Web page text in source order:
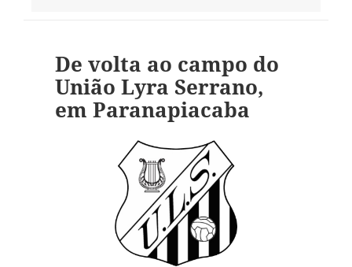
De volta ao campo do
União Lyra Serrano,
em Paranapiacaba